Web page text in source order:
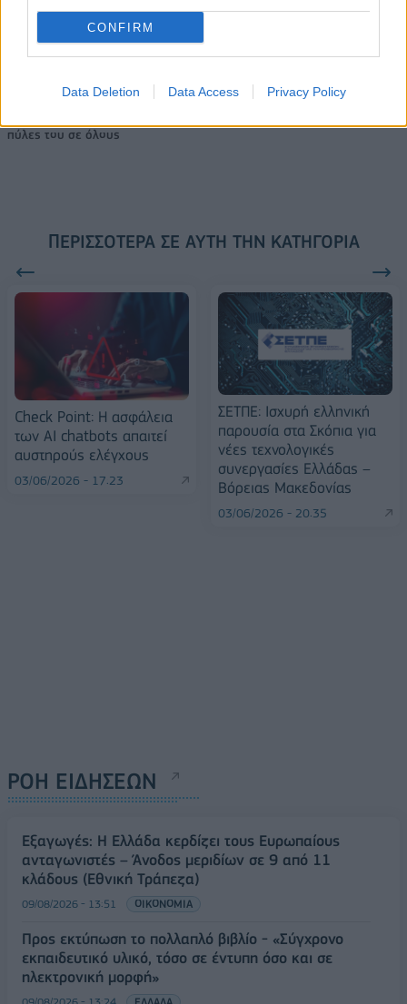
CONFIRM
Data Deletion Data Access Privacy Policy
18η συνεχόμενη χρονιά για τον ΟΤΕ στη διεθνή σειρά δεικτών
FTSE4Good
πύλες του σε όλους
ΠΕΡΙΣΣΌΤΕΡΑ ΣΕ ΑΥΤΉ ΤΗΝ ΚΑΤΗΓΟΡΊΑ
Check Point: Η ασφάλεια
των AI chatbots απαιτεί
αυστηρούς ελέγχους
03/06/2026 - 17:23
ΣΕΤΠΕ: Ισχυρή ελληνική
παρουσία στα Σκόπια για
νέες τεχνολογικές
συνεργασίες Ελλάδας –
Βόρειας Μακεδονίας
03/06/2026 - 20:35
ΡΟΗ ΕΙΔΗΣΕΩΝ
Εξαγωγές: Η Ελλάδα κερδίζει τους Ευρωπαίους
ανταγωνιστές – Άνοδος μεριδίων σε 9 από 11
κλάδους (Εθνική Τράπεζα)
09/08/2026 - 13:51 ΟΙΚΟΝΟΜΙΑ
Προς εκτύπωση το πολλαπλό βιβλίο - «Σύγχρονο
εκπαιδευτικό υλικό, τόσο σε έντυπη όσο και σε
ηλεκτρονική μορφή»